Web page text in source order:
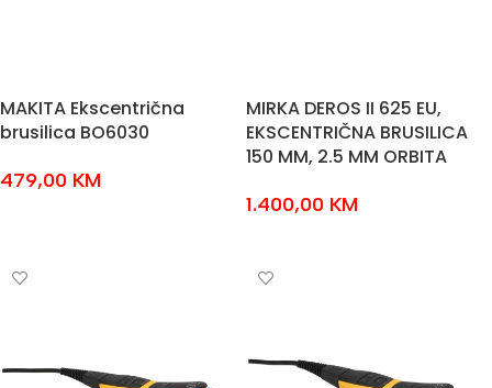
MAKITA Ekscentrična
brusilica BO6030
479,00 KM
MIRKA DEROS II 625 EU,
EKSCENTRIČNA BRUSILICA
150 MM, 2.5 MM ORBITA
1.400,00 KM